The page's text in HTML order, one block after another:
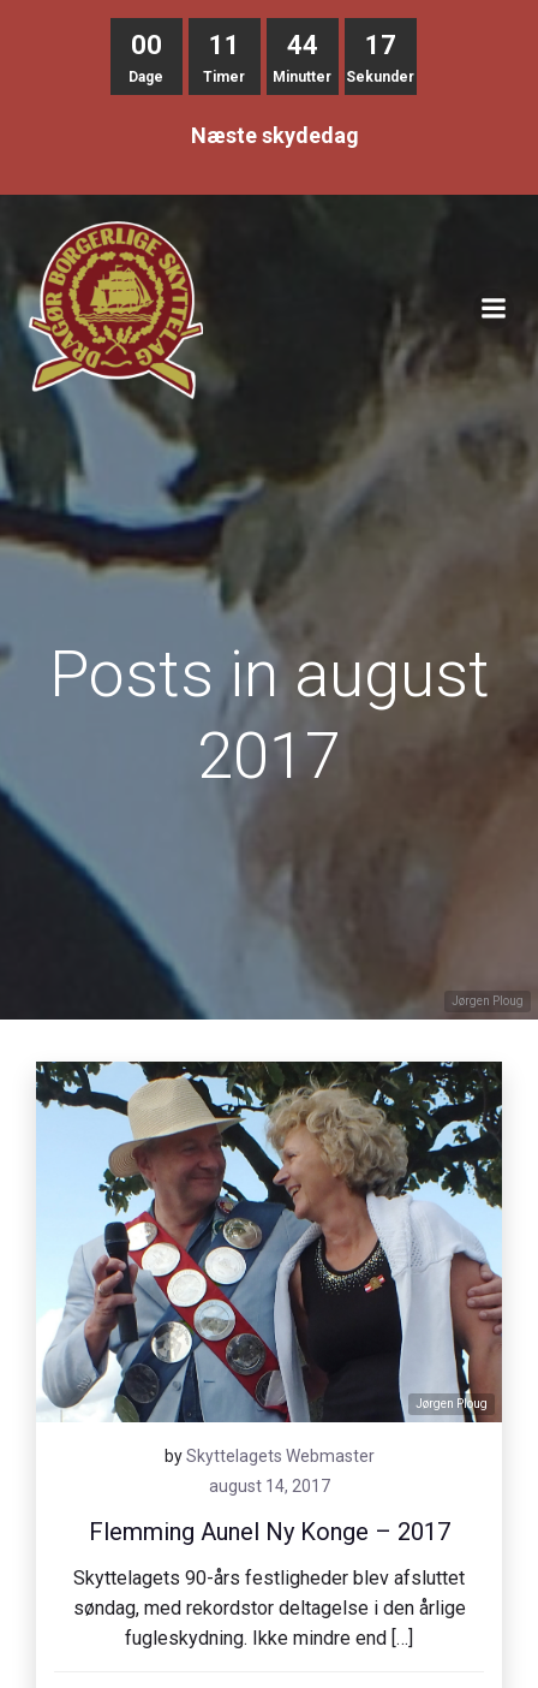
00
Dage
11
Timer
44
Minutter
16
Sekunder
Næste skydedag
Posts in august
2017
Jørgen Ploug
Jørgen Ploug
bySkyttelagets Webmaster
august 14, 2017
Flemming Aunel Ny Konge – 2017
Skyttelagets 90-års festligheder blev afsluttet
søndag, med rekordstor deltagelse i den årlige
fugleskydning. Ikke mindre end […]